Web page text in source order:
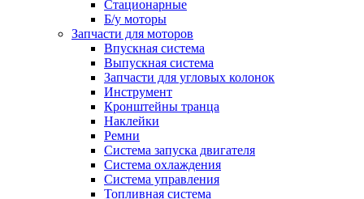
Стационарные
Б/у моторы
Запчасти для моторов
Впускная система
Выпускная система
Запчасти для угловых колонок
Инструмент
Кронштейны транца
Наклейки
Ремни
Система запуска двигателя
Система охлаждения
Система управления
Топливная система